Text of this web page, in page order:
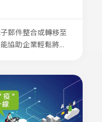
郵件整合或轉移至
協助企業輕鬆將...